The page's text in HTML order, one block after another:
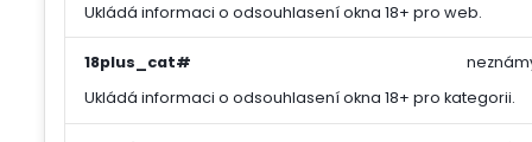
Ukládá informaci o odsouhlasení okna 18+ pro web.
18plus_cat#
Ukládá informaci o odsouhlasení okna 18+ pro kategorii.